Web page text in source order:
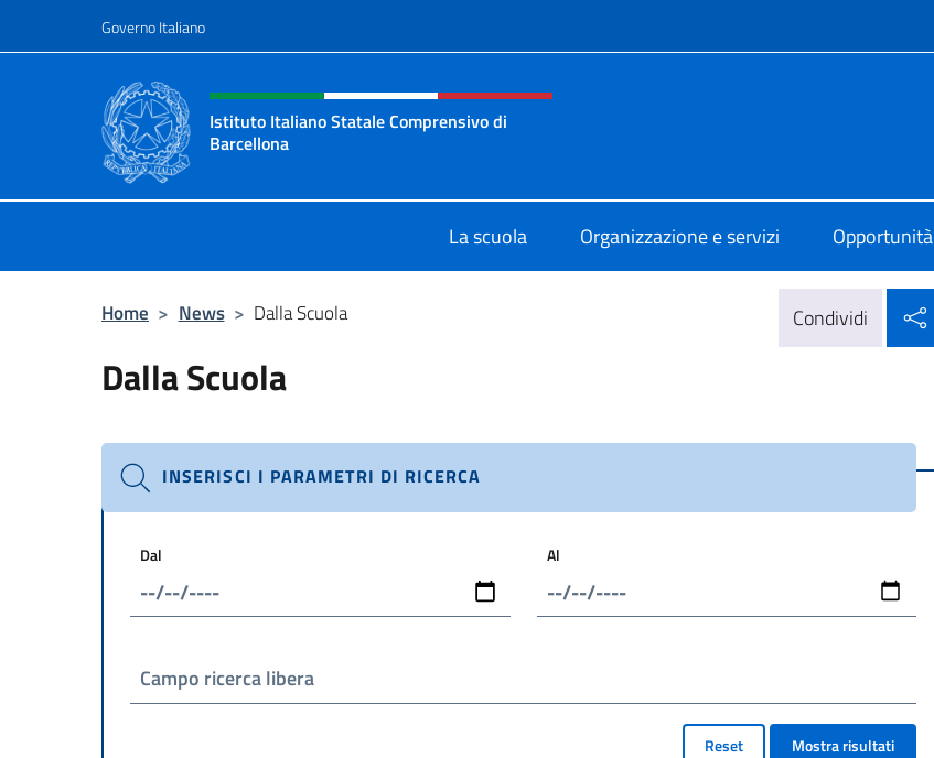
Governo Italiano
Intestazione sito, social e menù
Istituto Italiano Statale Comprensivo di
Barcellona
La scuola Organizzazione e servizi Opportunità
Home > News > Dalla Scuola Condividi
Dalla Scuola
INSERISCI I PARAMETRI DI RICERCA
Dal Al
Campo ricerca libera
Reset Mostra risultati